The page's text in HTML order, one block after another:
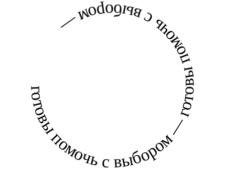
готовы помочь с выбором — готовы помочь с выбором —